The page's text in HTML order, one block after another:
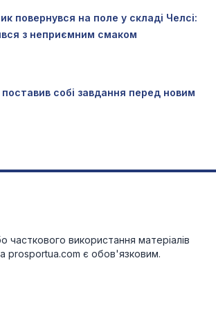
повернувся на поле у складі Челсі:
з неприємним смаком
собі завдання перед новим
часткового використання матеріалів
prosportua.com є обов'язковим.